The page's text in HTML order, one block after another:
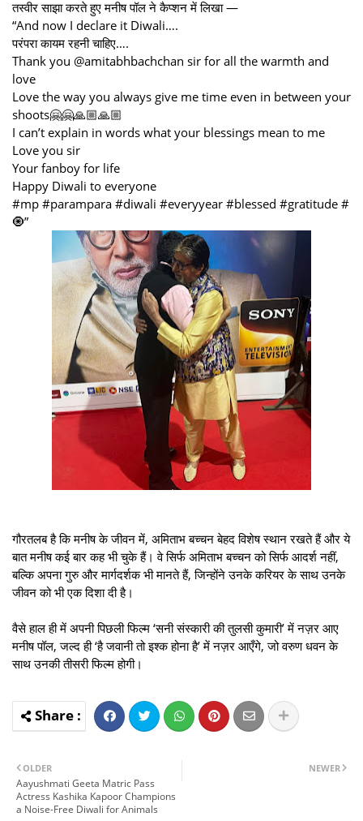
तस्वीर साझा करते हुए मनीष पॉल ने कैप्शन में लिखा —
“And now I declare it Diwali….
परंपरा कायम रहनी चाहिए….
Thank you @amitabhbachchan sir for all the warmth and
love
Love the way you always give me time even in between your
shoots🤗🤗🙏🏼🙏🏼
I can’t explain in words what your blessings mean to me
Love you sir
Your fanboy for life
Happy Diwali to everyone
#mp #parampara #diwali #everyyear #blessed #gratitude #
🧿”
गौरतलब है कि मनीष के जीवन में, अमिताभ बच्चन बेहद विशेष स्थान रखते हैं और ये
बात मनीष कई बार कह भी चुके हैं। वे सिर्फ अमिताभ बच्चन को सिर्फ आदर्श नहीं,
बल्कि अपना गुरु और मार्गदर्शक भी मानते हैं, जिन्होंने उनके करियर के साथ उनके
जीवन को भी एक दिशा दी है।
वैसे हाल ही में अपनी पिछली फिल्म ‘सनी संस्कारी की तुलसी कुमारी’ में नज़र आए
मनीष पॉल, जल्द ही ‘है जवानी तो इश्क होना है’ में नज़र आएँगे, जो वरुण धवन के
साथ उनकी तीसरी फिल्म होगी।
NEWER
OLDER
Aayushmati Geeta Matric Pass
Actress Kashika Kapoor Champions
a Noise-Free Diwali for Animals